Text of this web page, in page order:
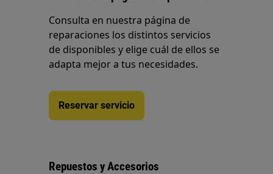
Consulta en nuestra página de
reparaciones los distintos servicios
de disponibles y elige cuál de ellos se
adapta mejor a tus necesidades.
Reservar servicio
Repuestos y Accesorios